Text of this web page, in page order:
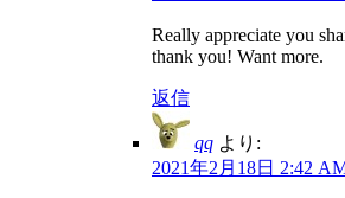
Really appreciate you
thank you! Want more.
返信
qq より:
2021年2月18日 2:42